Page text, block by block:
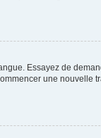
Essayez de
une nouvelle